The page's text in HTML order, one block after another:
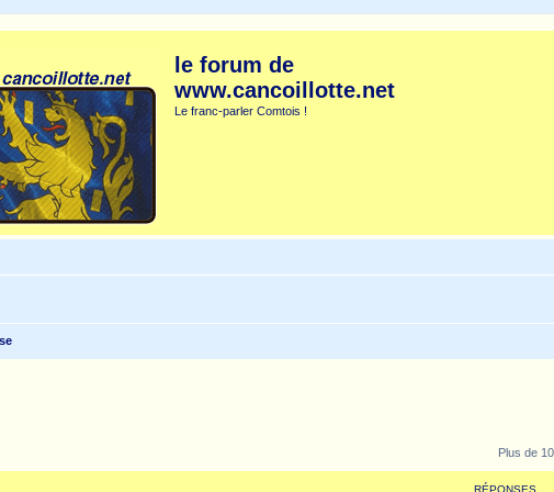
le forum de
www.cancoillotte.net
Le franc-parler Comtois !
Plus de
RÉPONSES